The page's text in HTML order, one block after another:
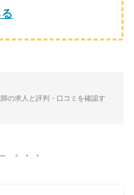
の求人と評判・口コミを確認す